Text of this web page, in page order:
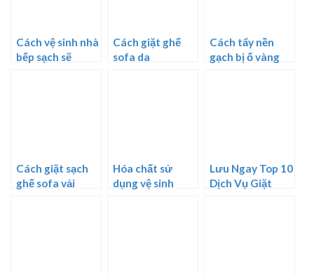
Cách vệ sinh nhà
bếp sạch sẽ
Cách giặt ghế
sofa da
Cách tẩy nền
gạch bị ố vàng
Cách giặt sạch
ghế sofa vải
Hóa chất sử
dụng vệ sinh
Lưu Ngay Top 10
Dịch Vụ Giặt